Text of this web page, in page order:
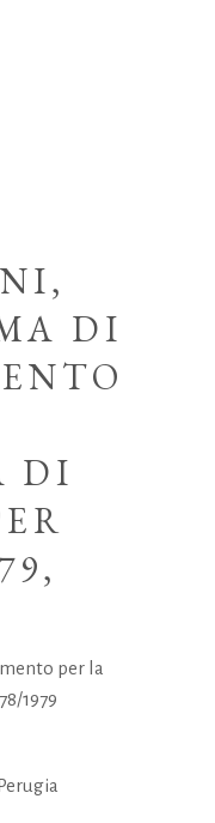
DI
DI
per la
1979